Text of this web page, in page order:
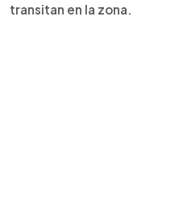
transitan en la zona.